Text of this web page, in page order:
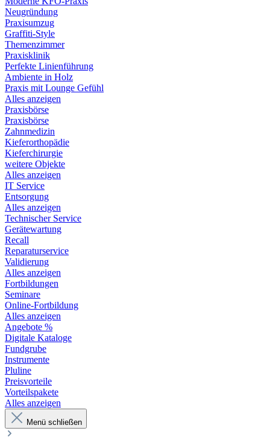
Neugründung
Praxisumzug
Graffiti-Style
Themenzimmer
Praxisklinik
Perfekte Linienführung
Ambiente in Holz
Praxis mit Lounge Gefühl
Alles anzeigen
Praxisbörse
Praxisbörse
Zahnmedizin
Kieferorthopädie
Kieferchirurgie
weitere Objekte
Alles anzeigen
IT Service
Entsorgung
Alles anzeigen
Technischer Service
Gerätewartung
Recall
Reparaturservice
Validierung
Alles anzeigen
Fortbildungen
Seminare
Online-Fortbildung
Alles anzeigen
Angebote %
Digitale Kataloge
Fundgrube
Instrumente
Pluline
Preisvorteile
Vorteilspakete
Alles anzeigen
Menü schließen